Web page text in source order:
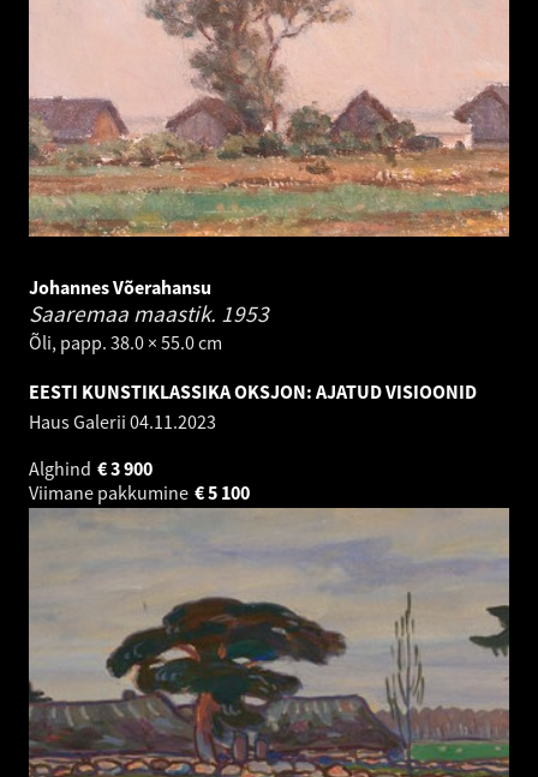
Johannes Võerahansu
Saaremaa maastik. 1953
Õli, papp. 38.0 × 55.0 cm
EESTI KUNSTIKLASSIKA OKSJON: AJATUD VISIOONID
Haus Galerii 04.11.2023
Alghind
3 900
€
Viimane pakkumine
5 100
€